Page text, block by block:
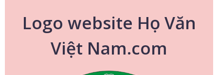
Logo website Họ Văn
Việt Nam.com